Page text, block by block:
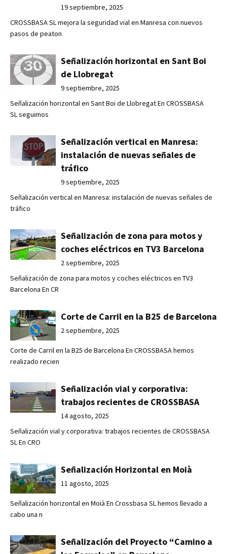
19 septiembre, 2025
CROSSBASA SL mejora la seguridad vial en Manresa con nuevos
pasos de peaton
Señalización horizontal en Sant Boi
de Llobregat
9 septiembre, 2025
Señalización horizontal en Sant Boi de Llobregat En CROSSBASA
SL seguimos
Señalización vertical en Manresa:
instalación de nuevas señales de
tráfico
9 septiembre, 2025
Señalización vertical en Manresa: instalación de nuevas señales de
tráfico
Señalización de zona para motos y
coches eléctricos en TV3 Barcelona
2 septiembre, 2025
Señalización de zona para motos y coches eléctricos en TV3
Barcelona En CR
Corte de Carril en la B25 de Barcelona
2 septiembre, 2025
Corte de Carril en la B25 de Barcelona En CROSSBASA hemos
realizado recien
Señalización vial y corporativa:
trabajos recientes de CROSSBASA
14 agosto, 2025
Señalización vial y corporativa: trabajos recientes de CROSSBASA
SL En CRO
Señalización Horizontal en Moià
11 agosto, 2025
Señalización horizontal en Moià En Crossbasa SL hemos llevado a
cabo una n
Señalización del Proyecto “Camino a